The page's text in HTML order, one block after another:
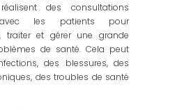
des consultations
avec les patients pour
traiter et gérer une grande
de santé. Cela peut
des blessures, des
des troubles de santé